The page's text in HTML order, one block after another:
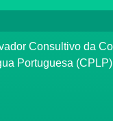
Portuguesa (CPLP)